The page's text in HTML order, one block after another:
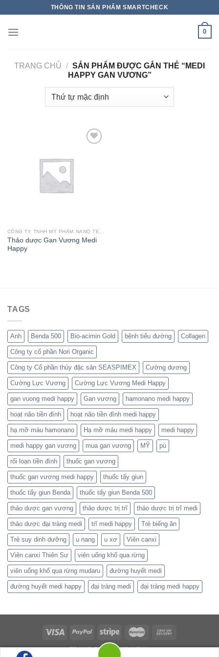
THÔNG TIN SẢN PHẨM SMARTCHECK
0
TRANG CHỦ / SẢN PHẨM ĐƯỢC GẮN THẺ “MEDI
HAPPY GAN VƯƠNG”
Add to wishlist
Thảo dược Gan Vương Medi
Happy
TAGS
Anh Benda 500 Bio-acimin Gold bệnh tiểu đường Collagen
Công ty cổ phần Nori Organic
Công ty Cổ phần thủy đặc sản SEASPIMEX Cường dương
Cường Lực Vương Cường Lực Vương Medi Happy
gan vuong medi happy Gan vương hamonano medi happy
hoạt não tiền đình hoạt não tiền đình medi happy
hạ mỡ máu hamonano Hạ mỡ máu medi happy medi happy
medi happy gan vương mua gan vương MỸ pù
rối loạn tiền đình thuốc gan vương
thuốc gan vương medi happy thuốc tẩy giun
thuốc tẩy giun Benda thuốc tẩy giun Benda 500
thảo dược gan vương thảo dược trị trĩ thảo dược trị trĩ medi
thảo dược đại tràng medi trĩ medi happy Trẻ biếng ăn
Trẻ suy dinh dưỡng u nang u xơ Viên canxi
Viên canxi Thiên Sư viên uống khổ qua rừng
viên uống khổ qua rừng mudaru đường huyết medi
đường huyết medi happy đại tràng medi đại tràng medi happy
TRANG CHỦ MỤC MENU